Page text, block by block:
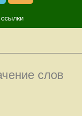
ссылки
слов